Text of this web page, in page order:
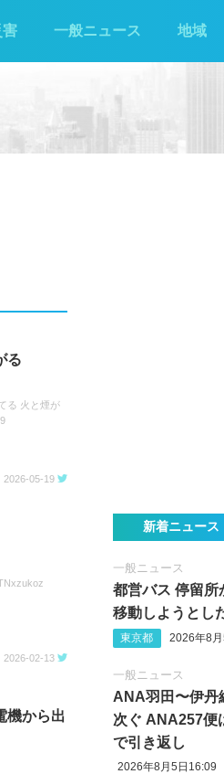
害 一般ニュース 地域
る
る 火と煙が
2026-05-19
2026-02-13
機から出
新着ニュース
一般ニュース
都営バス 停留所
移動しようとし
東京都 2026年8
一般ニュース
ANA羽田〜伊丹
次ぐ ANA257便
で引き返し
2026年8月5日16:09